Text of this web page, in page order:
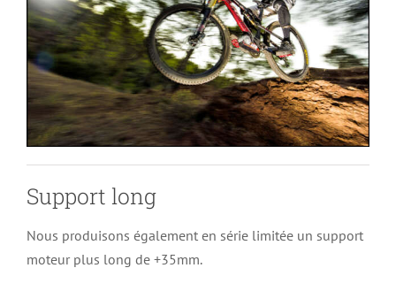
Support long
Nous produisons également en série limitée un support
moteur plus long de +35mm.